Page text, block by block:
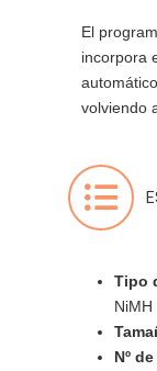
El
incorpora
volviendo
Tipo
NiMH
Nº